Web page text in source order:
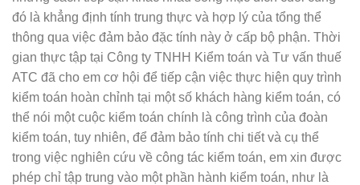
đó là khẳng định tính trung thực và hợp lý của tổng thể
thông qua việc đảm bảo đặc tính này ở cấp bộ phận. Thời
gian thực tập tại Công ty TNHH Kiểm toán và Tư vấn thuế
ATC đã cho em cơ hội để tiếp cận việc thực hiện quy trình
kiểm toán hoàn chỉnh tại một số khách hàng kiểm toán, có
thể nói một cuộc kiểm toán chính là công trình của đoàn
kiểm toán, tuy nhiên, để đảm bảo tính chi tiết và cụ thể
trong việc nghiên cứu về công tác kiểm toán, em xin được
phép chỉ tập trung vào một phần hành kiểm toán, như là